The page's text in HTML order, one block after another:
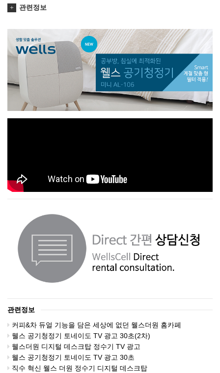
관련정보
관련정보
커피&차 듀얼 기능을 담은 세상에 없던 웰스더원 홈카페
웰스 공기청정기 토네이도 TV 광고 30초(2차)
웰스더원 디지털 데스크탑 정수기 TV 광고
웰스 공기청정기 토네이도 TV 광고 30초
직수 혁신 웰스 더원 정수기 디지털 데스크탑